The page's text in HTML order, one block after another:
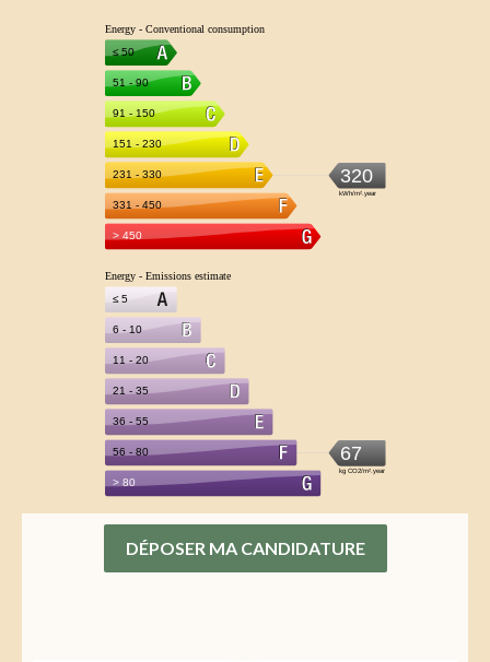
DÉPOSER MA CANDIDATURE